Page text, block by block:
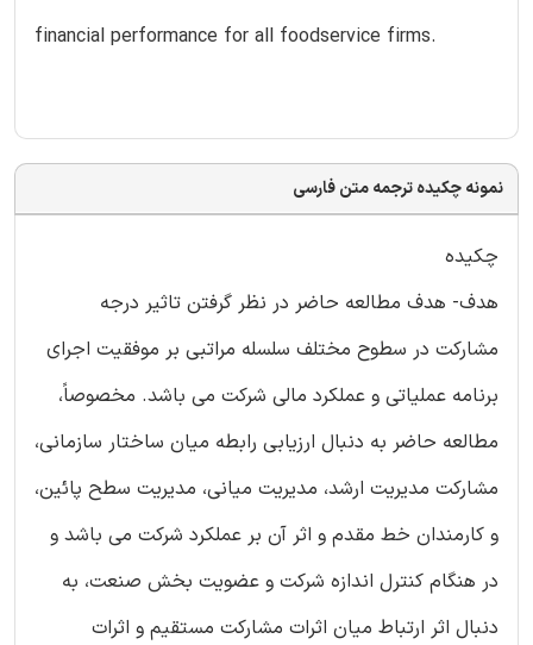
financial performance for all foodservice firms.
نمونه چکیده ترجمه متن فارسی
چکیده
هدف- هدف مطالعه حاضر در نظر گرفتن تاثیر درجه
مشارکت در سطوح مختلف سلسله مراتبی بر موفقیت اجرای
برنامه عملیاتی و عملکرد مالی شرکت می باشد. مخصوصاً،
مطالعه حاضر به دنبال ارزیابی رابطه میان ساختار سازمانی،
مشارکت مدیریت ارشد، مدیریت میانی، مدیریت سطح پائین،
و کارمندان خط مقدم و اثر آن بر عملکرد شرکت می باشد و
در هنگام کنترل اندازه شرکت و عضویت بخش صنعت، به
دنبال اثر ارتباط میان اثرات مشارکت مستقیم و اثرات